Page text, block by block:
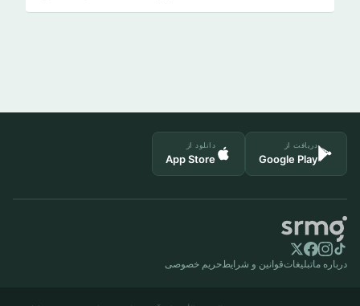
دریافت از
Google Play
دانلود از
App Store
درباره ماتبلیغاتقوانین و شرایطحریم خصوصی